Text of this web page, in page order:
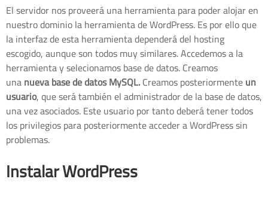
El servidor nos proveerá una herramienta para poder alojar en
nuestro dominio la herramienta de WordPress. Es por ello que
la interfaz de esta herramienta dependerá del hosting
escogido, aunque son todos muy similares. Accedemos a la
herramienta y selecionamos base de datos. Creamos
unanueva base de datos MySQL.Creamos posteriormenteun
usuario, que será también el administrador de la base de datos,
una vez asociados. Este usuario por tanto deberá tener todos
los privilegios para posteriormente acceder a WordPress sin
problemas.
Instalar WordPress